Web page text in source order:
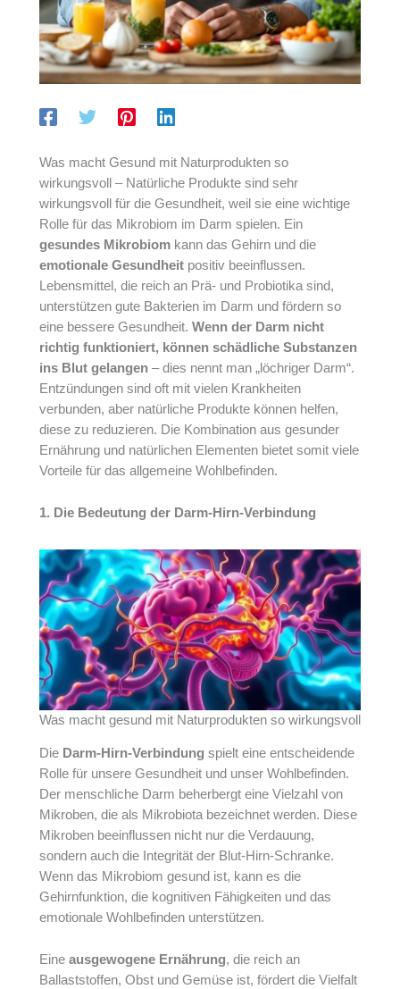
Was macht Gesund mit Naturprodukten so
wirkungsvoll – Natürliche Produkte sind sehr
wirkungsvoll für die Gesundheit, weil sie eine wichtige
Rolle für das Mikrobiom im Darm spielen. Ein
gesundes Mikrobiom kann das Gehirn und die
emotionale Gesundheit positiv beeinflussen.
Lebensmittel, die reich an Prä- und Probiotika sind,
unterstützen gute Bakterien im Darm und fördern so
eine bessere Gesundheit. Wenn der Darm nicht
richtig funktioniert, können schädliche Substanzen
ins Blut gelangen – dies nennt man „löchriger Darm“.
Entzündungen sind oft mit vielen Krankheiten
verbunden, aber natürliche Produkte können helfen,
diese zu reduzieren. Die Kombination aus gesunder
Ernährung und natürlichen Elementen bietet somit viele
Vorteile für das allgemeine Wohlbefinden.
1. Die Bedeutung der Darm-Hirn-Verbindung
Was macht gesund mit Naturprodukten so wirkungsvoll
Die Darm-Hirn-Verbindung spielt eine entscheidende
Rolle für unsere Gesundheit und unser Wohlbefinden.
Der menschliche Darm beherbergt eine Vielzahl von
Mikroben, die als Mikrobiota bezeichnet werden. Diese
Mikroben beeinflussen nicht nur die Verdauung,
sondern auch die Integrität der Blut-Hirn-Schranke.
Wenn das Mikrobiom gesund ist, kann es die
Gehirnfunktion, die kognitiven Fähigkeiten und das
emotionale Wohlbefinden unterstützen.
Eine ausgewogene Ernährung, die reich an
Ballaststoffen, Obst und Gemüse ist, fördert die Vielfalt